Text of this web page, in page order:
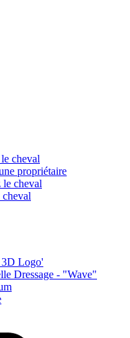
cheval
propriétaire
le cheval
cheval
3D Logo'
Dressage - "Wave"